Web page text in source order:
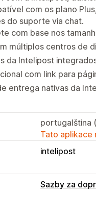
com os plano
do suporte via chat.
com base nos
múltiplos centros de
da Intelipost
com link para
entrega nativas da
portugalština
Tato aplikace
intelipost
Sazby za